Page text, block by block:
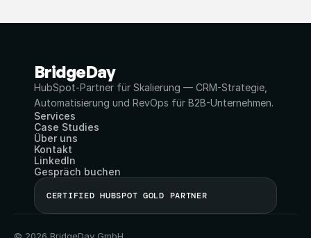
BridgeDay
HubSpot-Partner für Skalierung — CRM-Strategie,
Automatisierung und RevOps für B2B-Unternehmen.
Services
Case Studies
Über uns
Kontakt
LinkedIn
Gespräch buchen
CERTIFIED HUBSPOT GOLD PARTNER